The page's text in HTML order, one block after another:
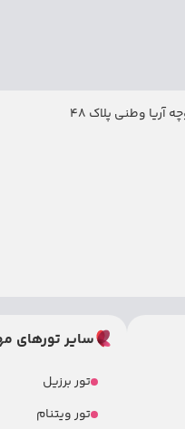
وطنی پلاک 48
سایر تورهای
تور برزیل
تور ویتنام